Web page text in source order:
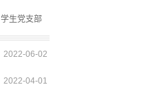
学生党支部
2022-06-02
2022-04-01